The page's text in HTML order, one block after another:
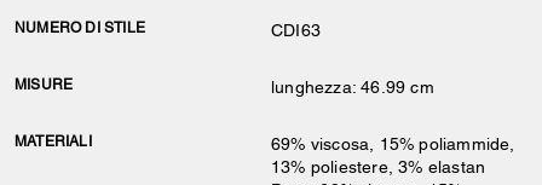
NUMERO DI STILE CDI63
MISURE lunghezza: 46.99 cm
MATERIALI
69% viscosa, 15% poliammide,
13% poliestere, 3% elastan